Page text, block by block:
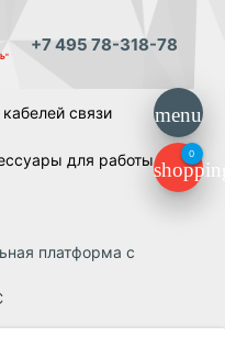
+7 495 78-318-78
menu
0
связи
для работы ВОЛС
платформа с